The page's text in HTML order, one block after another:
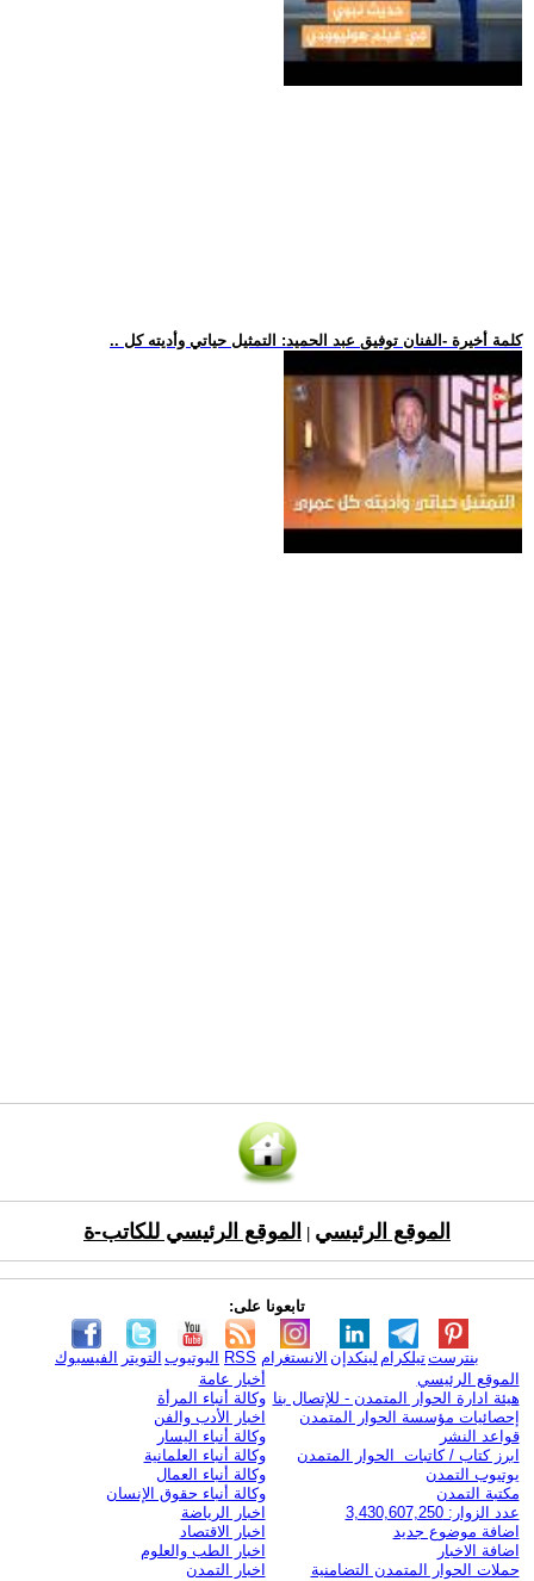
.. كلمة أخيرة -الفنان توفيق عبد الحميد: التمثيل حياتي وأديته كل
الموقع الرئيسي الموقع الرئيسي للكاتب-ة
تابعونا على:
الفيسبوك التويتر اليوتيوب RSS الانستغرام لينكدإن تيلكرامبنترست
الموقع الرئيسي
هيئة ادارة الحوار المتمدن - للإتصال بنا
إحصائيات مؤسسة الحوار المتمدن
قواعد النشر
ابرز كتاب / كاتبات الحوار المتمدن
يوتيوب التمدن
مكتبة التمدن
عدد الزوار: 3,430,607,250
اضافة موضوع جديد
اضافة الاخبار
حملات الحوار المتمدن التضامنية
أخبار عامة
وكالة أنباء المرأة
اخبار الأدب والفن
وكالة أنباء اليسار
وكالة أنباء العلمانية
وكالة أنباء العمال
وكالة أنباء حقوق الإنسان
اخبار الرياضة
اخبار الاقتصاد
اخبار الطب والعلوم
اخبار التمدن